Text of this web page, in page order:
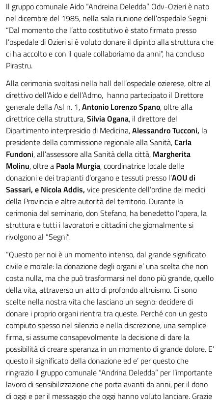
Il gruppo comunale Aido “Andreina Deledda” Odv-Ozieri è nato
nel dicembre del 1985, nella sala riunione dell’ospedale Segni:
“Dal momento che l’atto costitutivo è stato firmato presso
l’ospedale di Ozieri si è voluto donare il dipinto alla struttura che
ci ha accolto e con il quale collaboriamo da anni”, ha concluso
Pirastru.
Alla cerimonia svoltasi nella hall dell’ospedale ozierese, oltre al
direttivo dell’Aido e dell’Admo, hanno partecipato il Direttore
generale della Asl n. 1,Antonio Lorenzo Spano, oltre alla
direttrice della struttura,Silvia Ogana, il direttore del
Dipartimento interpresidio di Medicina,Alessandro Tucconi, la
presidente della commissione regionale alla Sanità,Carla
Fundoni, all’assessore alla Sanità della città, Margherita
Molinu, oltre a Paola Murgia, coordinatrice locale delle
donazioni e dei trapianti d’organo e tessuti presso l’AOU di
Sassari, e Nicola Addis, vice presidente dell’ordine dei medici
della Provincia e altre autorità del territorio. Durante la
cerimonia del seminario, don Stefano, ha benedetto l’opera, la
struttura e tutti i lavoratori e cittadini che giornalmente si
rivolgono al “Segni”.
“Questo per noi è un momento intenso, dal grande significato
civile e morale: la donazione degli organi e’ una scelta che non
costa nulla, ma che può trasformarsi nel dono più grande, quello
della vita, attraverso un atto di profondo altruismo. Ci sono
scelte nella nostra vita che lasciano un segno: decidere di
donare i proprio organi rientra tra queste. Perché con un gesto
compiuto spesso nel silenzio e nella discrezione, una semplice
firma, si assume consapevolmente la decisione di dare la
possibilità di creare speranza in un momento di grande dolore. E’
questo il significato della donazione ed e’ per questo che
ringrazio il gruppo comunale “Andrina Deledda” per l’importante
lavoro di sensibilizzazione che porta avanti da anni, per il dono
di oggi e per il messaggio che oggi hanno voluto lanciare. Grazie